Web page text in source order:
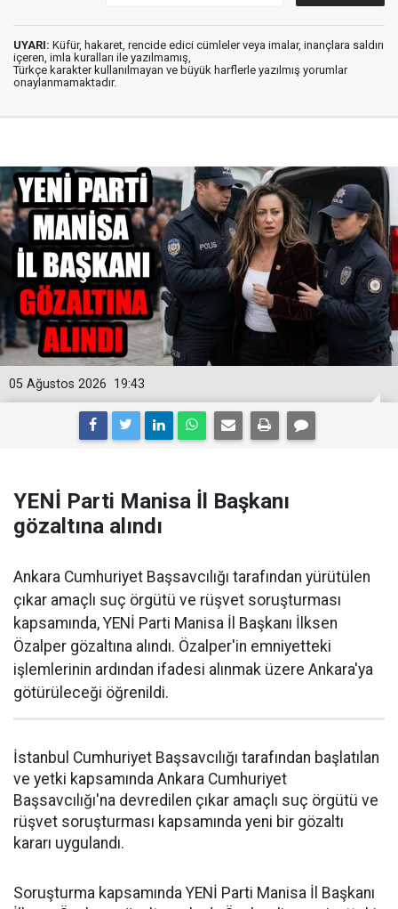
UYARI: Küfür, hakaret, rencide edici cümleler veya imalar, inançlara saldırı
içeren, imla kuralları ile yazılmamış,
Türkçe karakter kullanılmayan ve büyük harflerle yazılmış yorumlar
onaylanmamaktadır.
19:43
05 Ağustos 2026
YENİ Parti Manisa İl Başkanı
gözaltına alındı
Ankara Cumhuriyet Başsavcılığı tarafından yürütülen
çıkar amaçlı suç örgütü ve rüşvet soruşturması
kapsamında, YENİ Parti Manisa İl Başkanı İlksen
Özalper gözaltına alındı. Özalper'in emniyetteki
işlemlerinin ardından ifadesi alınmak üzere Ankara'ya
götürüleceği öğrenildi.
İstanbul Cumhuriyet Başsavcılığı tarafından başlatılan
ve yetki kapsamında Ankara Cumhuriyet
Başsavcılığı'na devredilen çıkar amaçlı suç örgütü ve
rüşvet soruşturması kapsamında yeni bir gözaltı
kararı uygulandı.
Soruşturma kapsamında YENİ Parti Manisa İl Başkanı